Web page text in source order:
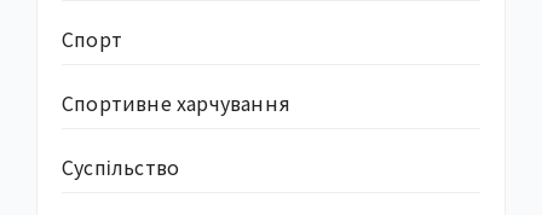
Спорт
Спортивне харчування
Суcпільство